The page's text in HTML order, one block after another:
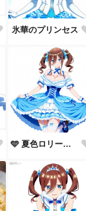
氷華のプリンセス
🩵 夏色ロリータ 🩵